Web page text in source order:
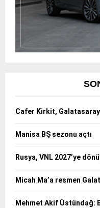
Cafer Kirkit,
Manisa BŞ sezonu açtı
Rusya, VNL 2027’ye
Micah Ma’a resmen
Mehmet Akif Üstündağ: